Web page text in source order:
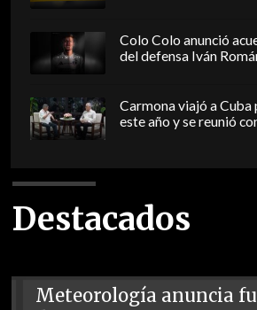
Colo Colo anunció
del defensa Iván
Carmona viajó a Cuba
este año y se reunió
Destacados
Meteorología anuncia